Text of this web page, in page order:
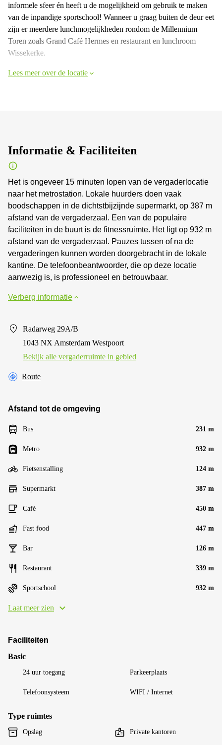
informele sfeer én heeft u de mogelijkheid om gebruik te maken
van de inpandige sportschool! Wanneer u graag buiten de deur eet
zijn er meerdere lunchmogelijkheden rondom de Millennium
Toren zoals Grand Café Hermes en restaurant en lunchroom
Wissekerke.
Lees meer over de locatie
Informatie & Faciliteiten
Het is ongeveer 15 minuten lopen van de vergaderlocatie
naar het metrostation. Lokale huurders doen vaak
boodschappen in de dichtstbijzijnde supermarkt, op 387 m
afstand van de vergaderzaal. Een van de populaire
faciliteiten in de buurt is de fitnessruimte. Het ligt op 932 m
afstand van de vergaderzaal. Pauzes tussen of na de
vergaderingen kunnen worden doorgebracht in de lokale
kantine. De telefoonbeantwoorder, die op deze locatie
aanwezig is, is professioneel en betrouwbaar.
Verberg informatie
Radarweg 29A/B
1043 NX Amsterdam Westpoort
Bekijk alle vergaderruimte in gebied
Route
Afstand tot de omgeving
Bus 231 m
Metro 932 m
Fietsenstalling 124 m
Supermarkt 387 m
Café 450 m
Fast food 447 m
Bar 126 m
Restaurant 339 m
Sportschool 932 m
Laat meer zien
Faciliteiten
Basic
24 uur toegang Parkeerplaats
Telefoonsysteem WIFI / Internet
Type ruimtes
Opslag Private kantoren